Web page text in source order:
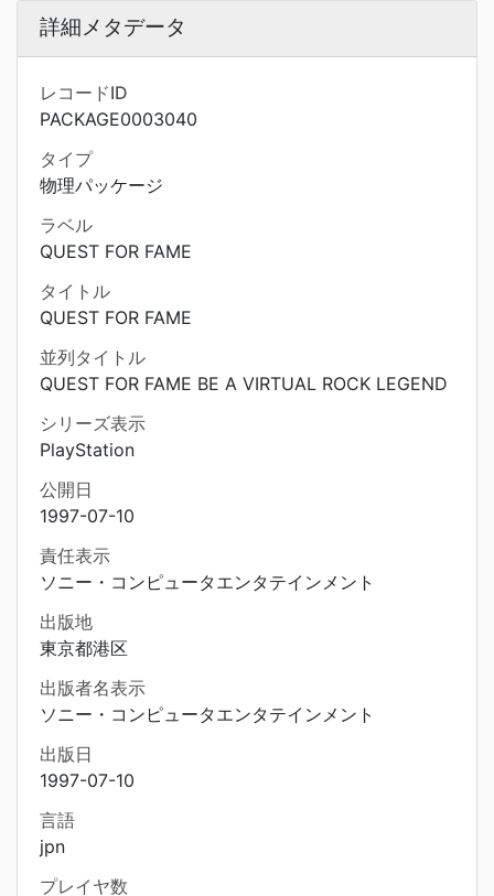
詳細メタデータ
レコードID
PACKAGE0003040
タイプ
物理パッケージ
ラベル
QUEST FOR FAME
タイトル
QUEST FOR FAME
並列タイトル
QUEST FOR FAME BE A VIRTUAL ROCK LEGEND
シリーズ表示
PlayStation
公開日
1997-07-10
責任表示
ソニー・コンピュータエンタテインメント
出版地
東京都港区
出版者名表示
ソニー・コンピュータエンタテインメント
出版日
1997-07-10
言語
jpn
プレイヤ数